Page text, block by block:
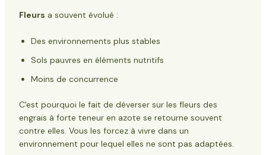
Fleurs a souvent évolué :
Des environnements plus stables
Sols pauvres en éléments nutritifs
Moins de concurrence
C'est pourquoi le fait de déverser sur les fleurs des
engrais à forte teneur en azote se retourne souvent
contre elles. Vous les forcez à vivre dans un
environnement pour lequel elles ne sont pas adaptées.